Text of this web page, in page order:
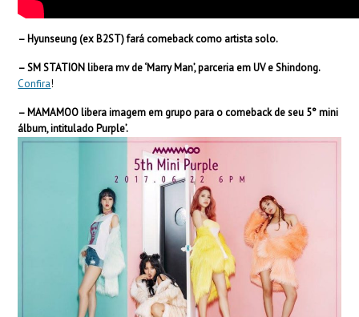
– Hyunseung (ex B2ST) fará comeback como artista solo.
– SM STATION libera mv de ‘Marry Man’, parceria em UV e Shindong.
Confira!
– MAMAMOO libera imagem em grupo para o comeback de seu 5°mini
álbum, intitulado Purple’.